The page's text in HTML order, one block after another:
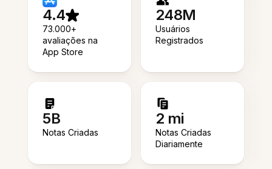
4.4
73.000+
avaliações na
App Store
248M
Usuários
Registrados
5B
Notas Criadas
2 mi
Notas Criadas
Diariamente